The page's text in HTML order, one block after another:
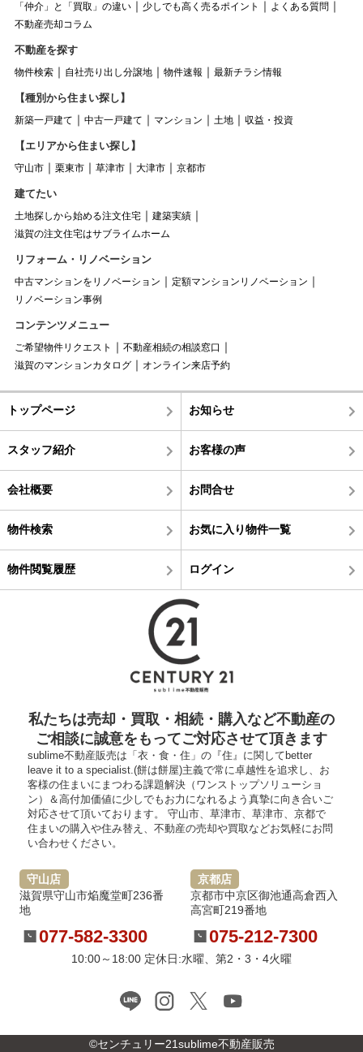
「仲介」と「買取」の違い
少しでも高く売るポイント
よくある質問
不動産売却コラム
不動産を探す
物件検索 自社売り出し分譲地 物件速報 最新チラシ情報
【種別から住まい探し】
新築一戸建て 中古一戸建て マンション 土地 収益・投資
【エリアから住まい探し】
守山市 栗東市 草津市 大津市 京都市
建てたい
土地探しから始める注文住宅
建築実績
滋賀の注文住宅はサブライムホーム
リフォーム・リノベーション
中古マンションをリノベーション
定額マンションリノベーション
リノベーション事例
コンテンツメニュー
ご希望物件リクエスト
不動産相続の相談窓口
滋賀のマンションカタログ
オンライン来店予約
トップページ お知らせ
スタッフ紹介 お客様の声
会社概要 お問合せ
物件検索 お気に入り物件一覧
物件閲覧履歴 ログイン
私たちは売却・買取・相続・購入など不動産の
ご相談に誠意をもってご対応させて頂きます
sublime不動産販売は「衣・食・住」の『住』に関してbetter
leave it to a specialist.(餅は餅屋)主義で常に卓越性を追求し、お
客様の住まいにまつわる課題解決（ワンストップソリューショ
ン）＆高付加価値に少しでもお力になれるよう真摯に向き合いご
対応させて頂いております。 守山市、草津市、草津市、京都で
住まいの購入や住み替え、不動産の売却や買取などお気軽にお問
い合わせください。
守山店
滋賀県守山市焔魔堂町236番
地
077-582-3300
京都店
京都市中京区御池通高倉西入
高宮町219番地
075-212-7300
10:00～18:00 定休日:水曜、第2・3・4火曜
©センチュリー21sublime不動産販売